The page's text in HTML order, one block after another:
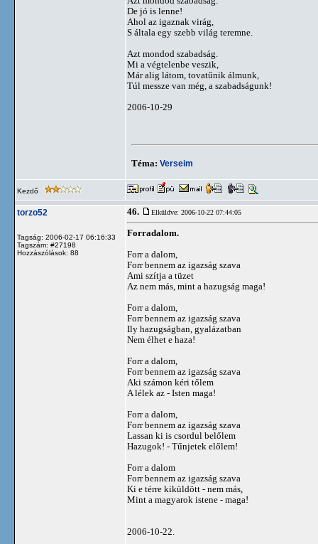
De jó is lenne!
Ahol az igaznak virág,
S általa egy szebb világ teremne.
Azt mondod szabadság.
Mi a végtelenbe veszik,
Már alig látom, tovatűnik álmunk,
Túl messze van még, a szabadságunk!
2006-10-29
Téma: Verseim
Kezdő
torzo52
Tagság: 2006-02-17 06:16:33
Tagszám: #27198
Hozzászólások: 88
46. Elküldve: 2006-10-22 07:44:05
Forradalom.
Forr a dalom,
Forr bennem az igazság szava
Ami szítja a tüzet
Az nem más, mint a hazugság maga!
Forr a dalom,
Forr bennem az igazság szava
Ily hazugságban, gyalázatban
Nem élhet e haza!
Forr a dalom,
Forr bennem az igazság szava
Aki számon kéri tőlem
A lélek az - Isten maga!
Forr a dalom,
Forr bennem az igazság szava
Lassan ki is csordul belőlem
Hazugok! - Tűnjetek előlem!
Forr a dalom
Forr bennem az igazság szava
Ki e térre kiküldött - nem más,
Mint a magyarok istene - maga!
2006-10-22.